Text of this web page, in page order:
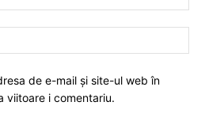
de e-mail și site-ul web în
viitoare i comentariu.